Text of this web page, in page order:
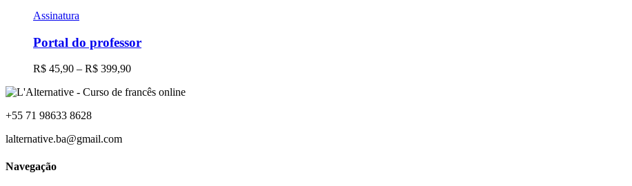
As
podem
escolhidas
produto
Assinatura
Portal do professor
R$ 45,90 – R$ 399,90Faixa
preço:
+55 71 98633 8628
lalternative.ba@gmail.com
Navegação